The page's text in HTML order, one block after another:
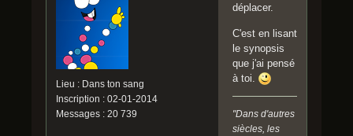
Lieu : Dans ton sang
Inscription : 02-01-2014
Messages : 20 739
déplacer.
C'est en lisant
le synopsis
que j'ai pensé
à toi.
"Dans d'autres
siècles, les